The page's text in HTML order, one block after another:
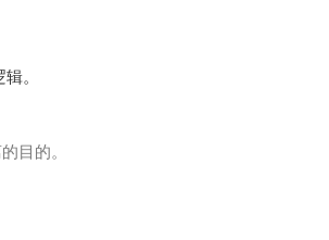
。
目的。